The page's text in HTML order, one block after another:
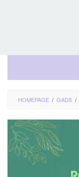
HOMEPAGE / GADS /